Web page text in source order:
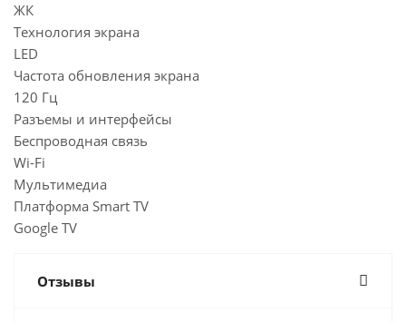
ЖК
Технология экрана
LED
Частота обновления экрана
120 Гц
Разъемы и интерфейсы
Беспроводная связь
Wi-Fi
Мультимедиа
Платформа Smart TV
Google TV
Отзывы